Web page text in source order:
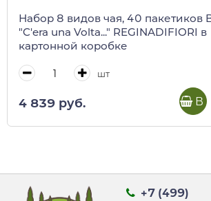
Набор 8 видов чая, 40 пакетиков
"C'era una Volta..." REGINADIFIORI в
картонной коробке
шт
4 839 руб. В
+7 (499)